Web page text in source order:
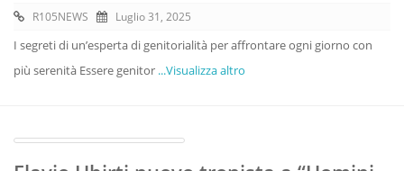
R105NEWS Luglio 31, 2025
I segreti di un’esperta di genitorialità per affrontare ogni giorno con
più serenità Essere genitor ...Visualizza altro